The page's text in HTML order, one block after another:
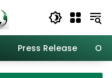
Press Release